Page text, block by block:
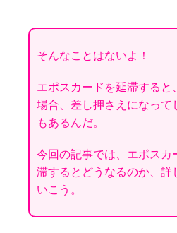
そんなことはないよ！
エポスカードを延滞すると
場合、差し押さえになって
もあるんだ。
今回の記事では、エポスカ
滞するとどうなるのか、詳
いこう。